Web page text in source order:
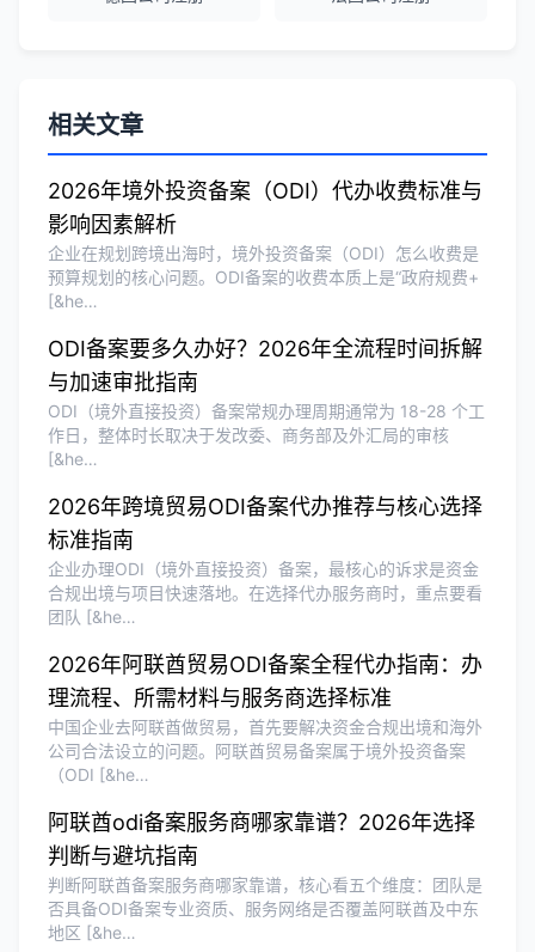
泰国公司注册和银行开户服务高效，推
刘总
泰国BOI申请+建厂规划一站式服务，完
美！
Olivia Wang ★★★★★
相关文章
2026年境外投资备案（ODI）代办收费标准与
影响因素解析
企业在规划跨境出海时，境外投资备案（ODI）怎么收费是
预算规划的核心问题。ODI备案的收费本质上是“政府规费+
[&he…
ODI备案要多久办好？2026年全流程时间拆解
与加速审批指南
ODI（境外直接投资）备案常规办理周期通常为 18-28 个工
作日，整体时长取决于发改委、商务部及外汇局的审核
[&he…
2026年跨境贸易ODI备案代办推荐与核心选择
标准指南
企业办理ODI（境外直接投资）备案，最核心的诉求是资金
合规出境与项目快速落地。在选择代办服务商时，重点要看
团队 [&he…
2026年阿联酋贸易ODI备案全程代办指南：办
理流程、所需材料与服务商选择标准
中国企业去阿联酋做贸易，首先要解决资金合规出境和海外
公司合法设立的问题。阿联酋贸易备案属于境外投资备案
（ODI [&he…
阿联酋odi备案服务商哪家靠谱？2026年选择
判断与避坑指南
判断阿联酋备案服务商哪家靠谱，核心看五个维度：团队是
否具备ODI备案专业资质、服务网络是否覆盖阿联酋及中东
地区 [&he…